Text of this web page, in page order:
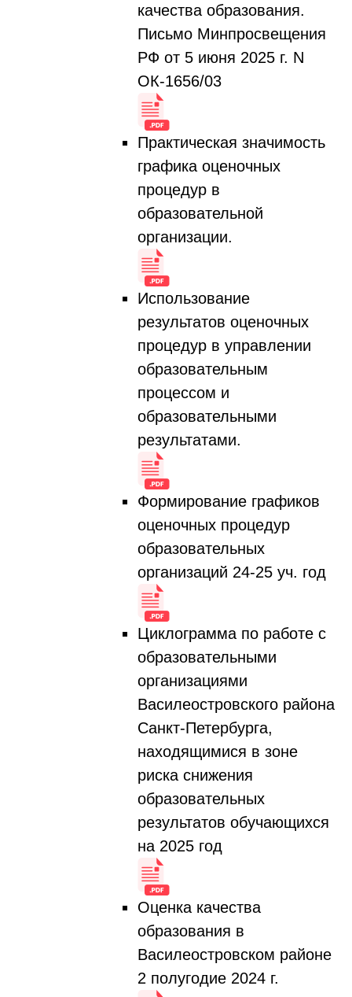
качества образования.
Письмо Минпросвещения
РФ от 5 июня 2025 г. N
ОК-1656/03
Практическая значимость
графика оценочных
процедур в
образовательной
организации.
Использование
результатов оценочных
процедур в управлении
образовательным
процессом и
образовательными
результатами.
Формирование графиков
оценочных процедур
образовательных
организаций 24-25 уч. год
Циклограмма по работе с
образовательными
организациями
Василеостровского района
Санкт-Петербурга,
находящимися в зоне
риска снижения
образовательных
результатов обучающихся
на 2025 год
Оценка качества
образования в
Василеостровском районе
2 полугодие 2024 г.